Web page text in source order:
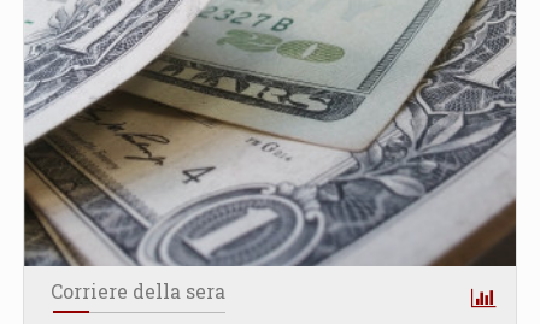
Corriere della sera